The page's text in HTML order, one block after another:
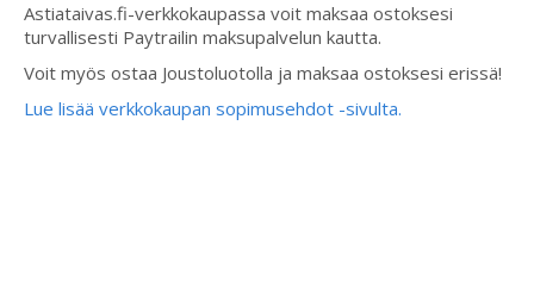
Astiataivas.fi-verkkokaupassa voit maksaa ostoksesi
turvallisesti Paytrailin maksupalvelun kautta.
Voit myös ostaa Joustoluotolla ja maksaa ostoksesi erissä!
Lue lisää verkkokaupan sopimusehdot -sivulta.